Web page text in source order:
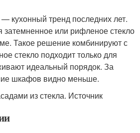
кухонный тренд последних лет.
затемненное или рифленое стекло
Такое решение комбинируют с
стекло подходит только для
идеальный порядок. За
шкафов видно меньше.
из стекла. Источник